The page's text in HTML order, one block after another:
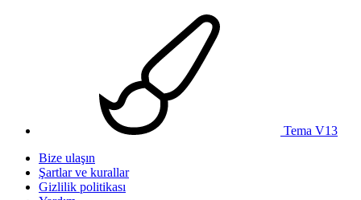
Tema V13
Bize ulaşın
Şartlar ve kurallar
Gizlilik politikası